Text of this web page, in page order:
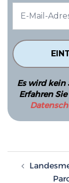
Es wird kein
Erfahren